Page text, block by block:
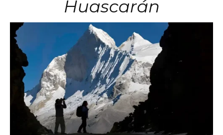
Huascarán